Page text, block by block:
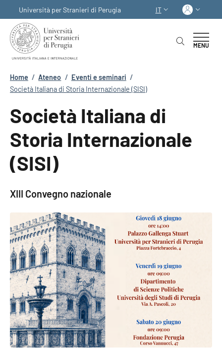
Università per Stranieri di Perugia
SELETTORE LINGUA:
IT
MENU
Briciole di pane
Home / Ateneo / Eventi e seminari /
Società Italiana di Storia Internazionale (SISI)
Società Italiana di
Storia Internazionale
(SISI)
XIII Convegno nazionale